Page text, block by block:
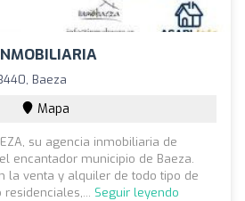
Baeza
Mapa
su agencia inmobiliaria de
encantador municipio de Baeza.
la venta y alquiler de todo tipo de
Seguir leyendo